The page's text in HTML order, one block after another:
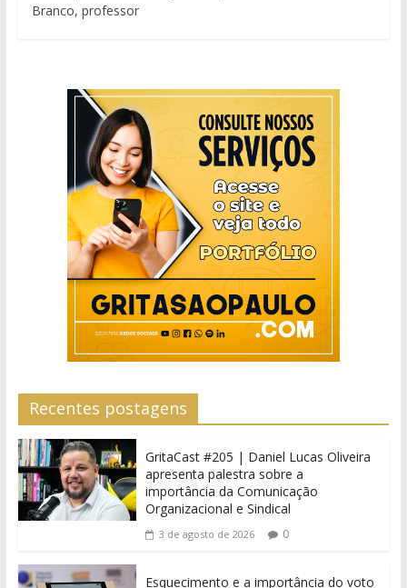
Branco, professor
Recentes postagens
GritaCast #205 | Daniel Lucas Oliveira
apresenta palestra sobre a
importância da Comunicação
Organizacional e Sindical
3 de agosto de 2026 0
Esquecimento e a importância do voto